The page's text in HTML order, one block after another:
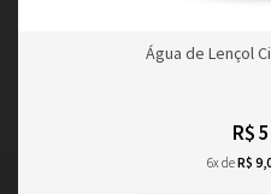
Água de Lençol
R$
6x deR$